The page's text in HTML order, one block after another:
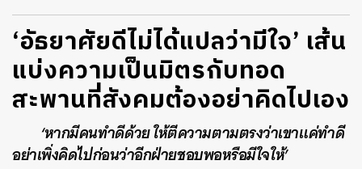
‘อัธยาศัยดีไม่ได้แปลว่ามีใจ’ เส้น
แบ่งความเป็นมิตรกับทอด
สะพานที่สังคมต้องอย่าคิดไปเอง
‘หากมีคนทำดีด้วย ให้ตีความตามตรงว่าเขาแค่ทำดี
อย่าเพิ่งคิดไปก่อนว่าอีกฝ่ายชอบพอหรือมีใจให้’